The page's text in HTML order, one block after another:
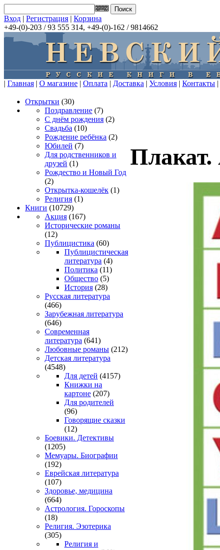
Вход | Регистрация | Корзина
+49-(0)-203 / 93 555 314, +49-(0)-162 / 9814662
| Главная | О магазине | Оплата | Доставка | Условия | Контакты |
Открытки (30)
Поздравление (7)
С днём рождения (2)
Свадьба (10)
Рождение ребёнка (2)
Юбилей (7)
Для родственников и
друзей (1)
Рождество и Новый Год
(2)
Открытка-кошелёк (1)
Религия (1)
Книги (10729)
Акция (167)
Исторические романы
(12)
Публицистика (60)
Публицистическая
литература (4)
Политика (11)
Общество (5)
История (28)
Русская литература
(466)
Зарубежная литература
(646)
Современная
литература (641)
Любовные романы (212)
Детская литература
(4548)
Для детей (4157)
Книжки на
картоне (207)
Для родителей
(96)
Говорящие сказки
(12)
Боевики. Детективы
(1205)
Мемуары. Биографии
(192)
Еврейская литература
(107)
Здоровье, медицина
(664)
Астрология. Гороскопы
(18)
Религия. Эзотерика
(305)
Религия и
Плакат.